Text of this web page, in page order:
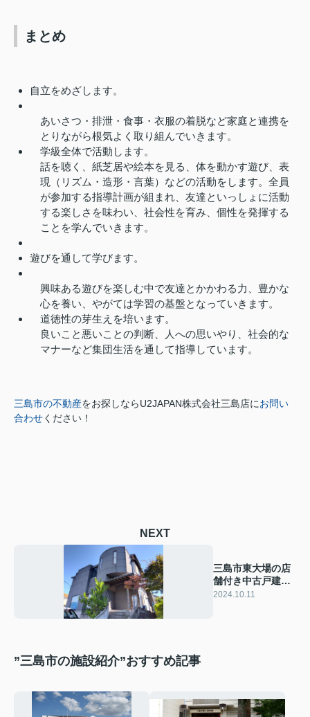
まとめ
自立をめざします。
あいさつ・排泄・食事・衣服の着脱など家庭と連携を
とりながら根気よく取り組んでいきます。
学級全体で活動します。
話を聴く、紙芝居や絵本を見る、体を動かす遊び、表
現（リズム・造形・言葉）などの活動をします。全員
が参加する指導計画が組まれ、友達といっしょに活動
する楽しさを味わい、社会性を育み、個性を発揮する
ことを学んでいきます。
遊びを通して学びます。
興味ある遊びを楽しむ中で友達とかかわる力、豊かな
心を養い、やがては学習の基盤となっていきます。
道徳性の芽生えを培います。
良いこと悪いことの判断、人への思いやり、社会的な
マナーなど集団生活を通して指導しています。
三島市の不動産をお探しならU2JAPAN株式会社三島店にお問い
合わせください！
NEXT
三島市東大場の店
舗付き中古戸建を
ご紹介
2024.10.11
”三島市の施設紹介”おすすめ記事